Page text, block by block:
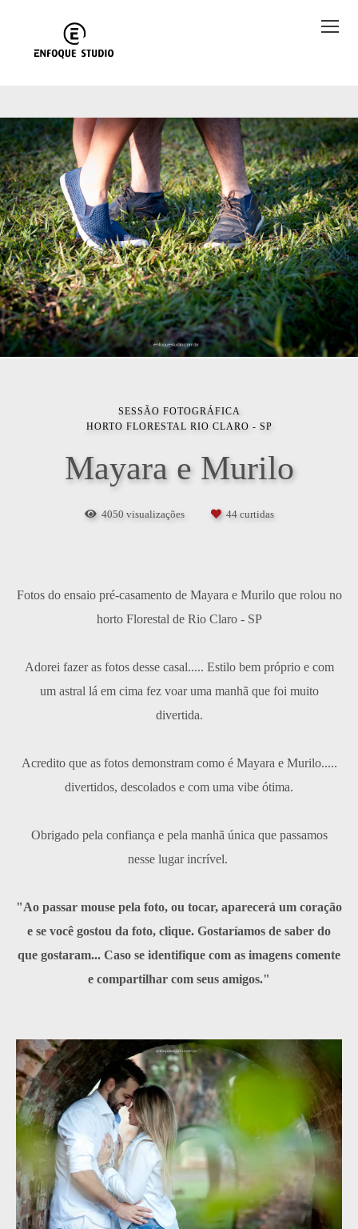
SESSÃO FOTOGRÁFICA
HORTO FLORESTAL RIO CLARO - SP
Mayara e Murilo
4050 visualizações 44curtidas
Fotos do ensaio pré-casamento de Mayara e Murilo que rolou no
horto Florestal de Rio Claro - SP
Adorei fazer as fotos desse casal..... Estilo bem próprio e com
um astral lá em cima fez voar uma manhã que foi muito
divertida.
Acredito que as fotos demonstram como é Mayara e Murilo.....
divertidos, descolados e com uma vibe ótima.
Obrigado pela confiança e pela manhã única que passamos
nesse lugar incrível.
"Ao passar mouse pela foto, ou tocar, aparecerá um coração
e se você gostou da foto, clique. Gostaríamos de saber do
que gostaram... Caso se identifique com as imagens comente
e compartilhar com seus amigos."